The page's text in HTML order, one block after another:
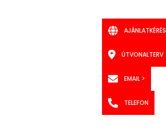
AJÁNLATKÉRÉS
ÚTVONALTERV
EMAIL >
TELEFON